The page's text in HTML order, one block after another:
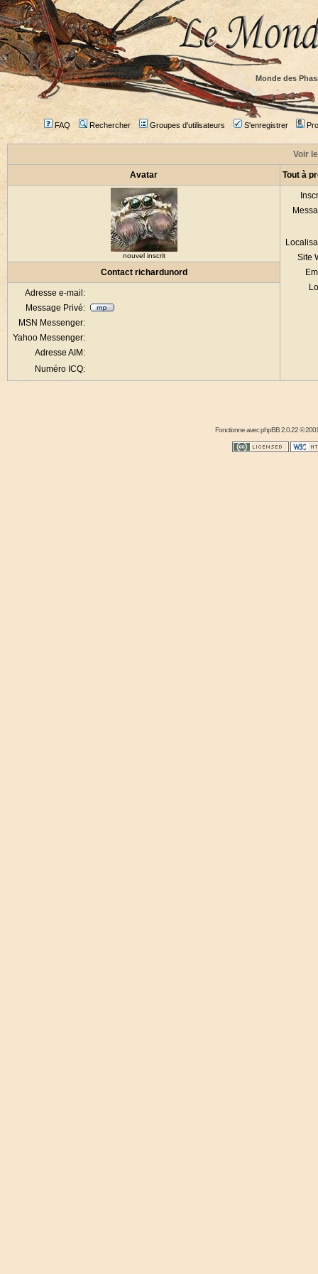
Monde des
FAQ Rechercher Groupes d'utilisateurs S'enregistrer
Voir
Avatar Tout à
nouvel inscrit
Site
Contact richardunord
Adresse e-mail:
Message Privé:
MSN Messenger:
Yahoo Messenger:
Adresse AIM:
Numéro ICQ:
Fonctionne avecphpBB2.0.22 ©